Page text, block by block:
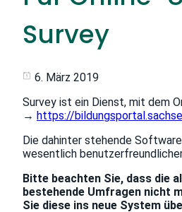
Survey
6. März 2019
Survey ist ein Dienst, mit dem
→ https://
Die dahinter stehende
wesentlich
Bitte beachten Sie, dass die
bestehende Umfragen nicht
Sie diese ins neue System